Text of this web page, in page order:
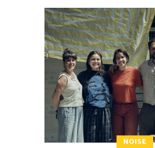
NOISE